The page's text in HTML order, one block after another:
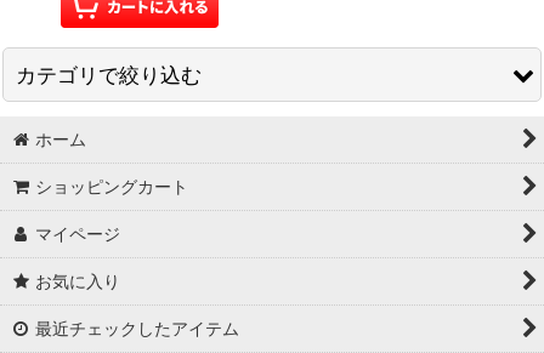
カテゴリで絞り込む
ライブ・収録 (全商品)
配信PC
スイッチャー
ホーム
ショッピングカート
マイページ
お気に入り
最近チェックしたアイテム